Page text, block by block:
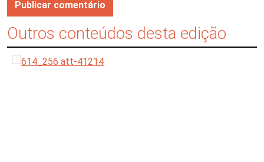
Outros conteúdos desta edição